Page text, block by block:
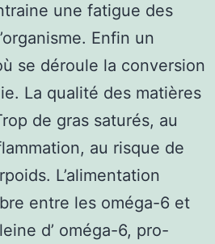
une fatigue des
Enfin un
se déroule la conversion
La qualité des matières
de gras saturés, au
au risque de
L’alimentation
entre les oméga-6 et
d’ oméga-6, pro-